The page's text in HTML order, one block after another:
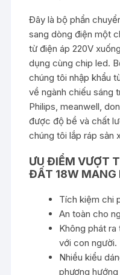
Đây là bộ phẩn
sang dòng điện một
từ điện áp 220V
dụng cùng chip led.
chúng tôi nhập khẩu
về ngành chiếu sáng
Philips, meanwell,
được độ bề và chất
chúng tôi lắp ráp sản
ƯU ĐIỂM VƯỢT
ĐẤT 18W MANG
Tích kiệm chi
An toàn cho
Không phát
với con người.
Nhiều kiểu
phương